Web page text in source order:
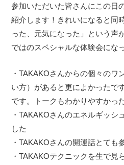
参加いただいた皆さんにこの日
紹介します！きれいになると同
った、元気になった」という声
ではのスペシャルな体験会にな
・TAKAKOさんからの個々のワ
い方）があると更によかったで
です。トークもわかりやすかっ
・TAKAKOさんのエネルギッシ
した
・TAKAKOさんの開運話とても
・TAKAKOテクニックを生で見